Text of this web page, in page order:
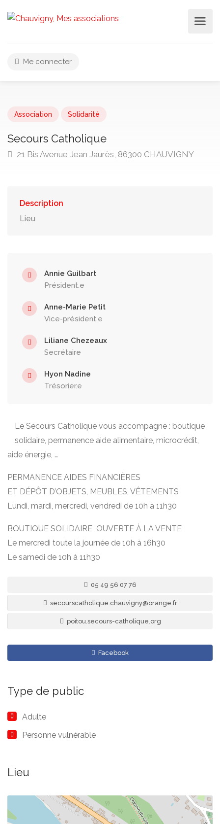
Me connecter
Association Solidarité
Secours Catholique
21 Bis Avenue Jean Jaurès, 86300 CHAUVIGNY
Description
Lieu
Annie Guilbart
Président.e
Anne-Marie Petit
Vice-président.e
Liliane Chezeaux
Secrétaire
Hyon Nadine
Trésorier.e
Le Secours Catholique vous accompagne : boutique
solidaire, permanence aide alimentaire, microcrédit,
aide énergie, …
PERMANENCE AIDES FINANCIÈRES
ET DÉPÔT D’OBJETS, MEUBLES, VÊTEMENTS
Lundi, mardi, mercredi, vendredi de 10h à 11h30
BOUTIQUE SOLIDAIRE OUVERTE À LA VENTE
Le mercredi toute la journée de 10h à 16h30
Le samedi de 10h à 11h30
05 49 56 07 76
secourscatholique.chauvigny@orange.fr
poitou.secours-catholique.org
Facebook
Type de public
Adulte
Personne vulnérable
Lieu